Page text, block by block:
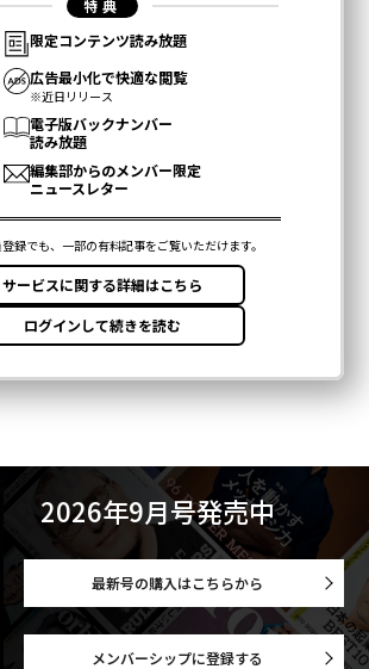
2026年9月号発売中
最新号の購入はこちらから
メンバーシップに登録する